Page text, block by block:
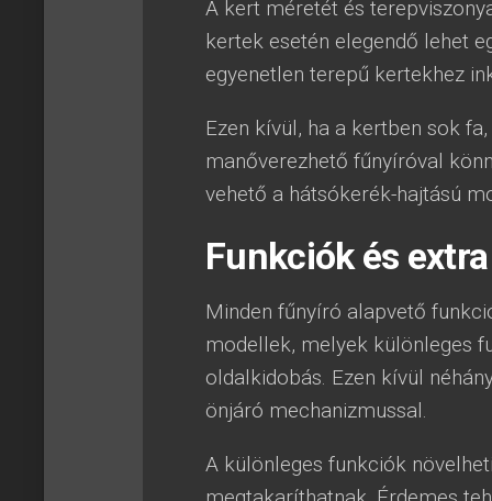
A kert méretét és
kertek esetén elegendő lehet
egyenetlen terepű kertekhez
Ezen kívül, ha a kertben sok
manőverezhető fűnyíróval
vehető a hátsókerék-hajtású
Funkciók és
Minden fűnyíró alapvető
modellek, melyek különleges
oldalkidobás. Ezen kívül
önjáró mechanizmussal.
A különleges funkciók